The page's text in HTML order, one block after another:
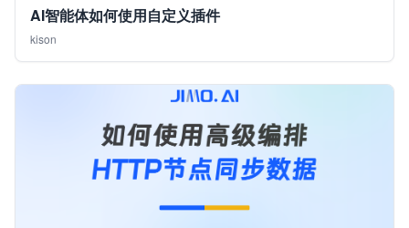
AI智能体如何使用自定义插件
kison